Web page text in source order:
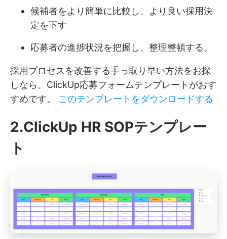
候補者をより簡単に比較し、より良い採用決
定を下す
応募者の進捗状況を把握し、整理整頓する。
採用プロセスを改善する手っ取り早い方法をお探
しなら、ClickUp応募フォームテンプレートがおす
すめです。 このテンプレートをダウンロードする
2.ClickUp HR SOPテンプレー
ト